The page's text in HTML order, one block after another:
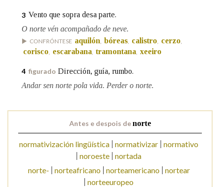
Nos exemplos
Na fraseoloxía
Marcas gramaticais
3 Vento que sopra desa parte.
O norte vén acompañado de neve.
CONFRÓNTESE aquilón, bóreas, calistro, cerzo,
corisco, escarabana, tramontana, xeeiro
4 figurado Dirección, guía, rumbo.
Andar sen norte pola vida. Perder o norte.
Antes e despois denorte
normativización lingüística normativizar normativo
noroeste
nortada
norte-
norteafricano norteamericano
nortear
norteeuropeo